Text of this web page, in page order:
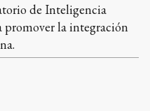
de Inteligencia
la integración